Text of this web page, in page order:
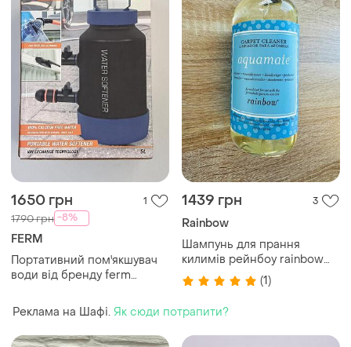
1650 грн 1
1790 грн -8%
FERM
Портативний пом'якшувач
води від бренду ferm
призначений для
забезпечення
бездоганного очищення
1439 грн 3
Rainbow
Шампунь для прання
килимів рейнбоу rainbow
aquamate 473 мл r14406
(1)
Реклама на Шафі. Як сюди потрапити?